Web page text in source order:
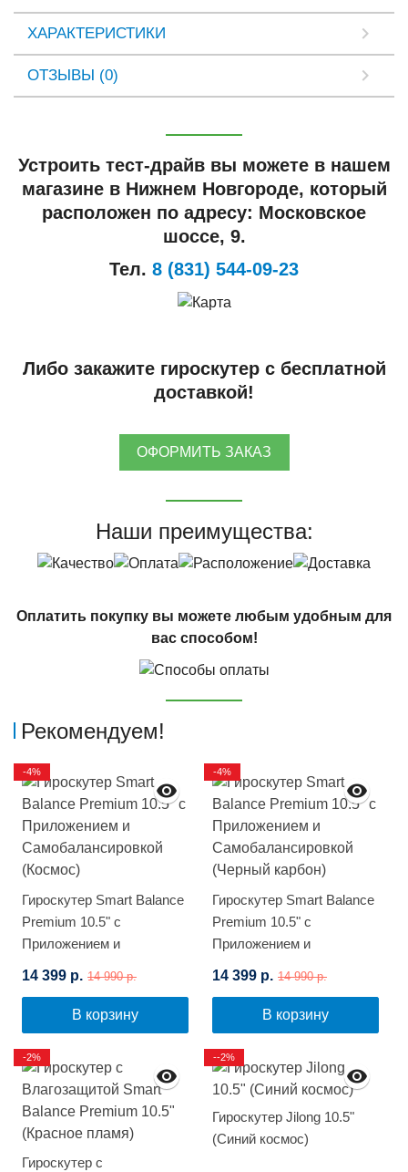
ХАРАКТЕРИСТИКИ
ОТЗЫВЫ (0)
Устроить тест-драйв вы можете в нашем
магазине в Нижнем Новгороде, который
расположен по адресу: Московское
шоссе, 9.
Тел. 8 (831) 544-09-23
Либо закажите гироскутер с бесплатной
доставкой!
ОФОРМИТЬ ЗАКАЗ
Наши преимущества:
Оплатить покупку вы можете любым удобным для
вас способом!
Рекомендуем!
Гироскутер Smart Balance
Premium 10.5" с
Приложением и
(Космос)
14 399 р. 14 990 р.
В корзину
-4%
Гироскутер Smart Balance
Premium 10.5" с
Приложением и
(Черный карбон)
14 399 р. 14 990 р.
В корзину
-4%
Гироскутер с
-2%
Гироскутер Jilong 10.5"
(Синий космос)
--2%